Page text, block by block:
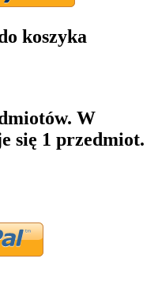
koszyka
W
się 1 przedmiot.